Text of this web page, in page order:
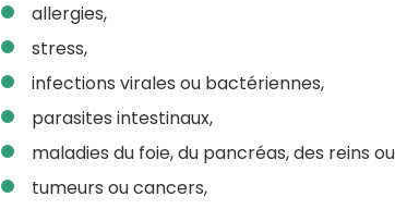
allergies,
stress,
infections virales ou bactériennes,
parasites intestinaux,
maladies du foie, du pancréas, des reins
tumeurs ou cancers,